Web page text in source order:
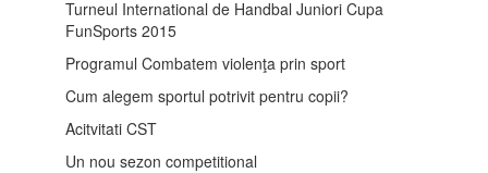
Turneul International de Handbal Juniori Cupa
FunSports 2015
Programul Combatem violenţa prin sport
Cum alegem sportul potrivit pentru copii?
Acitvitati CST
Un nou sezon competitional